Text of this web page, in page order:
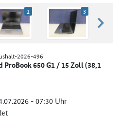
2 3
2026-496
650 G1 / 15 Zoll (38,1
- 07:30 Uhr